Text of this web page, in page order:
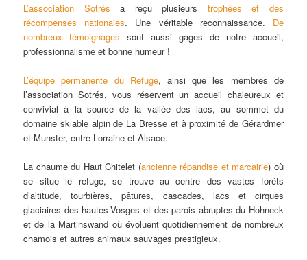
L’association Sotrésa reçu plusieurs trophées et des
récompenses nationales. Une véritable reconnaissance. De
nombreux témoignagessont aussi gages de notre accueil,
professionnalisme et bonne humeur !
L’équipe permanente du Refuge, ainsi que les membres de
l’association Sotrés, vous réservent un accueil chaleureux et
convivial à la source de la vallée des lacs, au sommet du
domaine skiable alpin de La Bresse et à proximité de Gérardmer
et Munster, entre Lorraine et Alsace.
La chaume du Haut Chitelet (ancienne répandise et marcairie) où
se situe le refuge, se trouve au centre des vastes forêts
d’altitude, tourbières, pâtures, cascades, lacs et cirques
glaciaires des hautes-Vosges et des parois abruptes du Hohneck
et de la Martinswand où évoluent quotidiennement de nombreux
chamois et autres animaux sauvages prestigieux.